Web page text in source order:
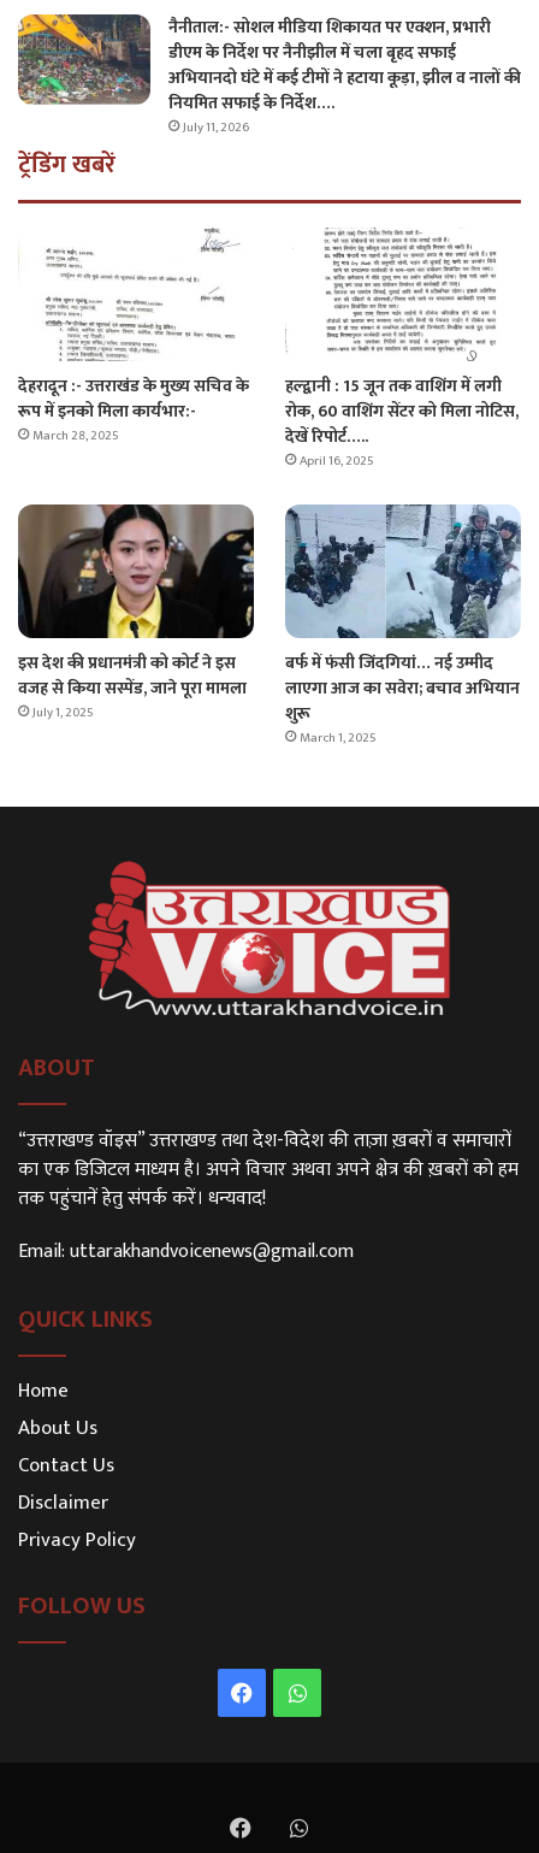
नैनीताल:- सोशल मीडिया शिकायत पर एक्शन, प्रभारी
डीएम के निर्देश पर नैनीझील में चला बृहद सफाई
अभियानदो घंटे में कई टीमों ने हटाया कूड़ा, झील व नालों की
नियमित सफाई के निर्देश….
July 11, 2026
ट्रेंडिंग खबरें
देहरादून :- उत्तराखंड के मुख्य सचिव के
रूप में इनको मिला कार्यभार:-
March 28, 2025
हल्द्वानी : 15 जून तक वाशिंग में लगी
रोक, 60 वाशिंग सेंटर को मिला नोटिस,
देखें रिपोर्ट…..
April 16, 2025
इस देश की प्रधानमंत्री को कोर्ट ने इस
वजह से किया सस्पेंड, जाने पूरा मामला
July 1, 2025
बर्फ में फंसी जिंदगियां… नई उम्मीद
लाएगा आज का सवेरा; बचाव अभियान
शुरू
March 1, 2025
ABOUT
“उत्तराखण्ड वॉइस” उत्तराखण्ड तथा देश-विदेश की ताज़ा ख़बरों व समाचारों
का एक डिजिटल माध्यम है। अपने विचार अथवा अपने क्षेत्र की ख़बरों को हम
तक पहुंचानें हेतु संपर्क करें। धन्यवाद!
Email:uttarakhandvoicenews@gmail.com
QUICK LINKS
Home
About Us
Contact Us
Disclaimer
Privacy Policy
FOLLOW US
FacebookWhatsApp
FacebookWhatsApp